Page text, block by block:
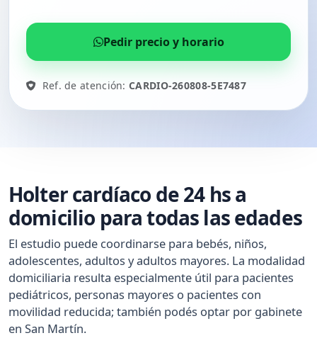
Pedir precio y horario
Ref. de atención:CARDIO-260808-5E7487
Holter cardíaco de 24 hs a
domicilio para todas las edades
El estudio puede coordinarse para bebés, niños,
adolescentes, adultos y adultos mayores. La modalidad
domiciliaria resulta especialmente útil para pacientes
pediátricos, personas mayores o pacientes con
movilidad reducida; también podés optar por gabinete
en San Martín.